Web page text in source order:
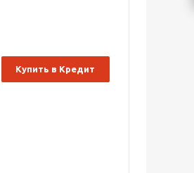
Купить в Кредит